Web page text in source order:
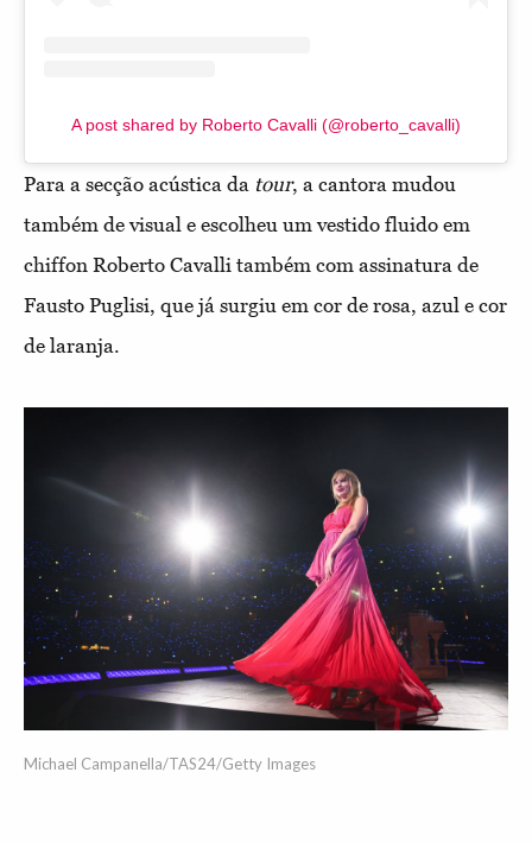
A post shared by Roberto Cavalli (@roberto_cavalli)
Para a secção acústica da tour, a cantora mudou
também de visual e escolheu um vestido fluido em
chiffon Roberto Cavalli também com assinatura de
Fausto Puglisi, que já surgiu em cor de rosa, azul e cor
de laranja.
Michael Campanella/TAS24/Getty Images